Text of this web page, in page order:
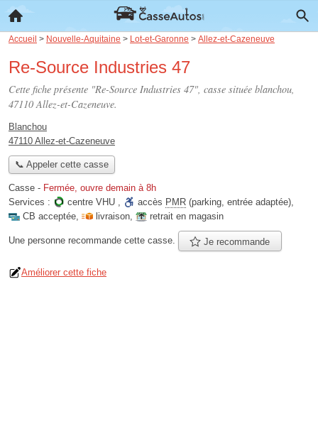
Accueil > Nouvelle-Aquitaine > Lot-et-Garonne > Allez-et-Cazeneuve
Re-Source Industries 47
Cette fiche présente "Re-Source Industries 47", casse située blanchou,
47110 Allez-et-Cazeneuve.
Blanchou
47110 Allez-et-Cazeneuve
📞 Appeler cette casse
Casse - Fermée, ouvre demain à 8h
Services :
centre VHU , accès PMR (parking, entrée adaptée),
CB acceptée, livraison, retrait en magasin
Une personne recommande cette casse. Je recommande
Améliorer cette fiche